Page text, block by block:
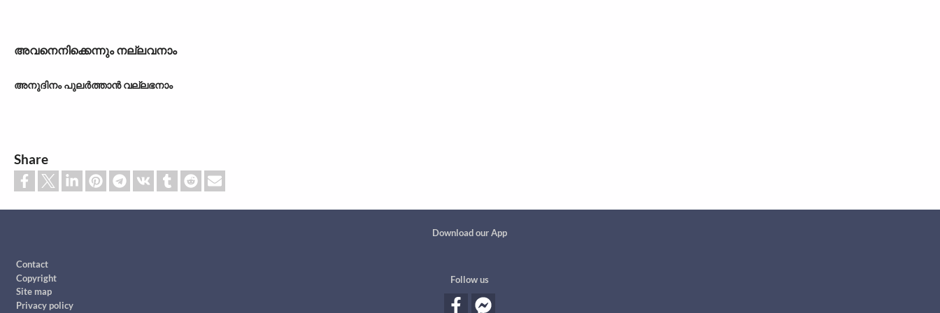
അവനെനിക്കെന്നും നല്ലവനാം
അനുദിനം പുലർത്താൻ വല്ലഭനാം
Share
Custom footer
Download our App
Footer
Contact
Copyright
Site map
Privacy policy
Follow us